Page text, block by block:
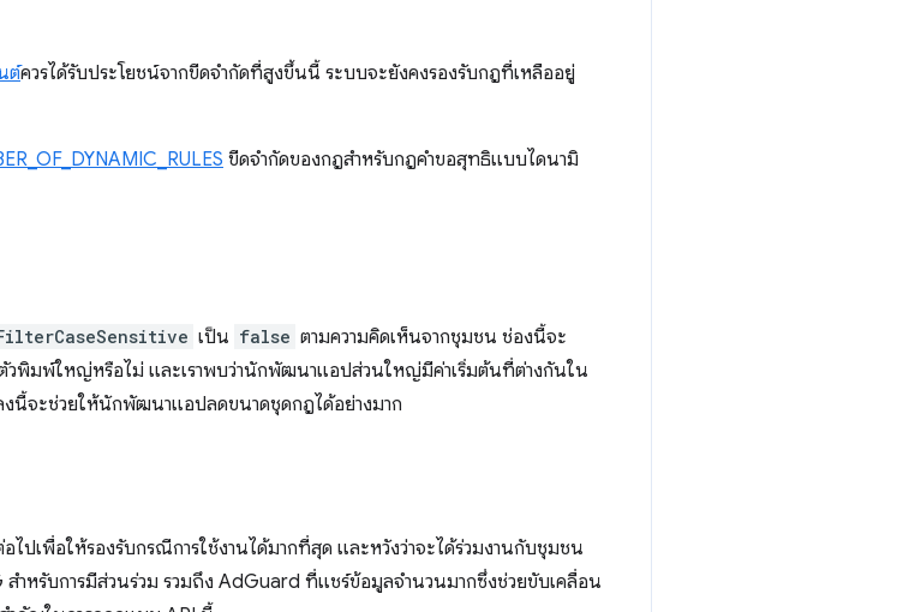
ต์ควรได้รับประโยชน์จากขีดจำกัดที่สูงขึ้นนี้ ระบบจะยังคงรองรับกฎที่เหลืออยู่
ขีดจํากัดของกฎสําหรับกฎคําขอสุทธิแบบไดนามิ
เป็น false ตามความคิดเห็นจากชุมชน ช่องนี้จะ
วพิมพ์ใหญ่หรือไม่ และเราพบว่านักพัฒนาแอปส่วนใหญ่มีค่าเริ่มต้นที่ต่างกันใน
งนี้จะช่วยให้นักพัฒนาแอปลดขนาดชุดกฎได้อย่างมาก
เพื่อให้รองรับกรณีการใช้งานได้มากที่สุด และหวังว่าจะได้ร่วมงานกับชุมชน
สำหรับการมีส่วนร่วม รวมถึง AdGuard ที่แชร์ข้อมูลจำนวนมากซึ่งช่วยขับเคลื่อน